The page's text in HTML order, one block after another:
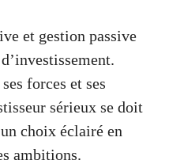
et gestion passive
forces et ses
sérieux se doit
choix éclairé en
ambitions.